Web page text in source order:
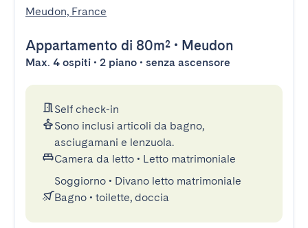
Meudon, France
Appartamento di 80m² • Meudon
Max. 4 ospiti • 2 piano • senza ascensore
Self check-in
Sono inclusi articoli da bagno,
asciugamani e lenzuola.
Camera da letto • Letto matrimoniale
Soggiorno • Divano letto matrimoniale
Bagno • toilette, doccia